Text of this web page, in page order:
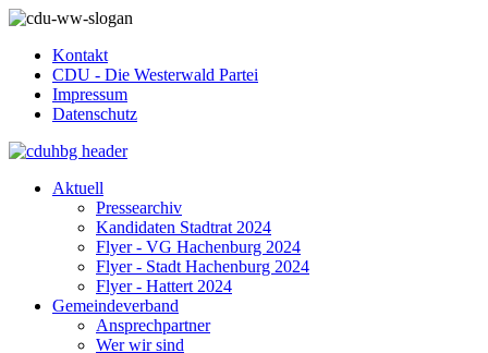
Kontakt
CDU - Die Westerwald Partei
Impressum
Datenschutz
Aktuell
Pressearchiv
Kandidaten Stadtrat 2024
Flyer - VG Hachenburg 2024
Flyer - Stadt Hachenburg 2024
Flyer - Hattert 2024
Gemeindeverband
Ansprechpartner
Wer wir sind